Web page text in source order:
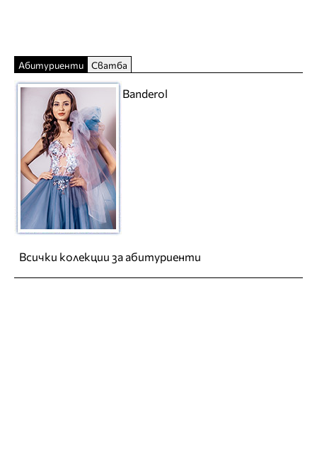
Абитуриенти Сватба
Banderol
Всички колекции за абитуриенти